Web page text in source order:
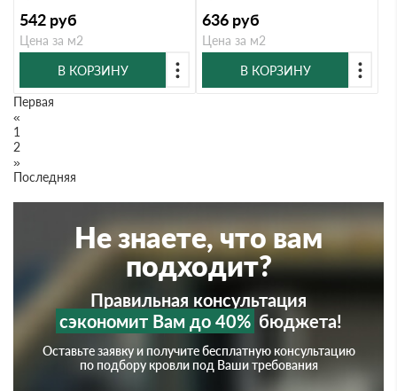
542 руб
Цена за м2
В КОРЗИНУ
636 руб
Цена за м2
В КОРЗИНУ
Первая
«
1
2
»
Последняя
Не знаете, что вам
подходит?
Правильная консультация
сэкономит Вам до 40% бюджета!
Оставьте заявку и получите бесплатную консультацию
по подбору кровли под Ваши требования